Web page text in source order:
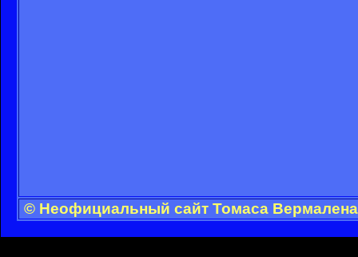
© Неофициальный сайт Томаса